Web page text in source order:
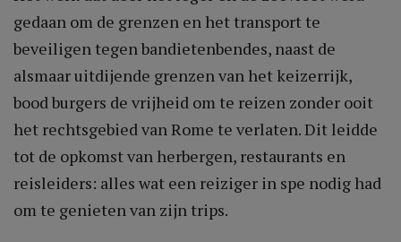
gedaan om de grenzen en het transport te
beveiligen tegen bandietenbendes, naast de
alsmaar uitdijende grenzen van het keizerrijk,
bood burgers de vrijheid om te reizen zonder ooit
het rechtsgebied van Rome te verlaten. Dit leidde
tot de opkomst van herbergen, restaurants en
reisleiders: alles wat een reiziger in spe nodig had
om te genieten van zijn trips.